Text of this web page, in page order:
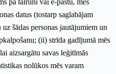
datus (tostarp saglabājam
šādas personas jautājumiem un
(ii) strīda gadījumā mēs
aizsargātu savas leģitīmās
nolūkos mēs varam